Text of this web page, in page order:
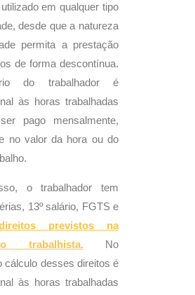
em qualquer tipo
desde que a natureza
permita a prestação
de forma descontínua.
do trabalhador é
às horas trabalhadas
pago mensalmente,
no valor da hora ou do
o trabalhador tem
13º salário, FGTS e
previstos na
trabalhista.No
cálculo desses direitos é
às horas trabalhadas